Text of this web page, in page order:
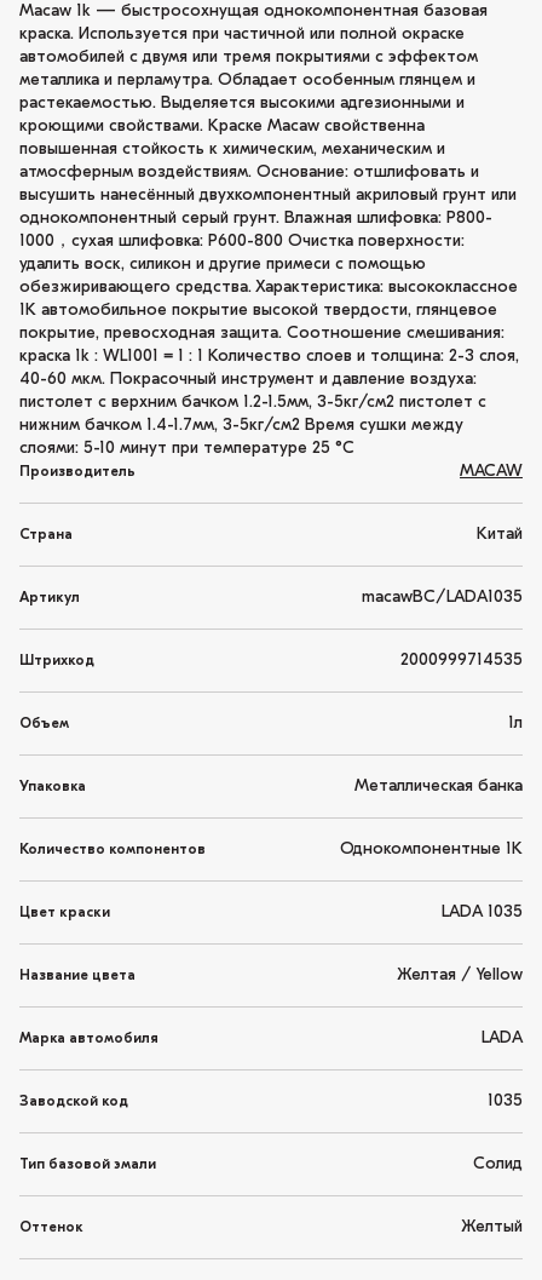
Macaw 1k — быстросохнущая однокомпонентная базовая
краска. Используется при частичной или полной окраске
автомобилей с двумя или тремя покрытиями с эффектом
металлика и перламутра. Обладает особенным глянцем и
растекаемостью. Выделяется высокими адгезионными и
кроющими свойствами. Краске Macaw свойственна
повышенная стойкость к химическим, механическим и
атмосферным воздействиям. Основание: отшлифовать и
высушить нанесённый двухкомпонентный акриловый грунт или
однокомпонентный серый грунт. Влажная шлифовка: P800-
1000，сухая шлифовка: P600-800 Очистка поверхности:
удалить воск, силикон и другие примеси с помощью
обезжиривающего средства. Характеристика: высококлассное
1K автомобильное покрытие высокой твердости, глянцевое
покрытие, превосходная защита. Соотношение смешивания:
краска 1k : WL1001 = 1 : 1 Количество слоев и толщина: 2-3 слоя,
40-60 мкм. Покрасочный инструмент и давление воздуха:
пистолет с верхним бачком 1.2-1.5мм, 3-5кг/см2 пистолет с
нижним бачком 1.4-1.7мм, 3-5кг/см2 Время сушки между
слоями: 5-10 минут при температуре 25 °C
Производитель MACAW
Страна Китай
Артикул macawBC/LADA1035
Штрихкод 2000999714535
Объем 1л
Упаковка Металлическая банка
Количество компонентов Однокомпонентные 1K
Цвет краски LADA 1035
Название цвета Желтая / Yellow
Марка автомобиля LADA
Заводской код 1035
Тип базовой эмали Солид
Оттенок Желтый